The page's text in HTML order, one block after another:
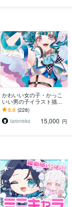
かわいい女の子・かっこ
いい男の子イラスト描き
ます 活動用、女性向けコ
ンテンツなど様々なジャ
ンルに対応します！
5.0 (228)
taroneko
15,000 円